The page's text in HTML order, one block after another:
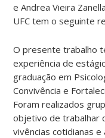
e Andrea Vieira
UFC tem o seguinte
O presente trabalho
experiência de
graduação em
Convivência e
Foram realizados
objetivo de trabalhar
vivências cotidianas e